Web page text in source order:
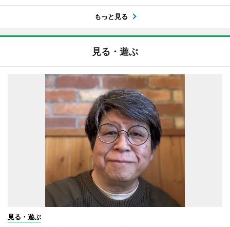
もっと見る
見る・遊ぶ
見る・遊ぶ